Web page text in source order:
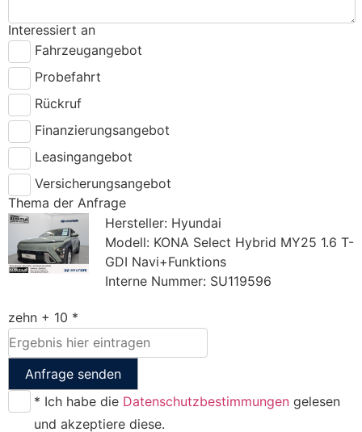
Interessiert an
Fahrzeugangebot
Probefahrt
Rückruf
Finanzierungsangebot
Leasingangebot
Versicherungsangebot
Thema der Anfrage
Hersteller: Hyundai
Modell: KONA Select Hybrid MY25 1.6 T-
GDI Navi+Funktions
Interne Nummer: SU119596
zehn + 10 *
Anfrage senden
* Ich habe die Datenschutzbestimmungen gelesen
und akzeptiere diese.